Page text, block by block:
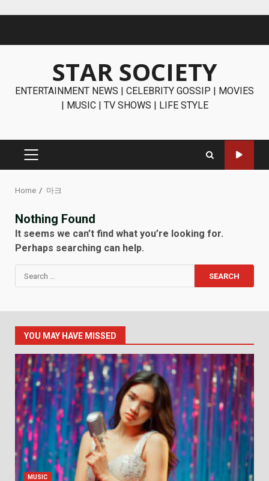
STAR SOCIETY
ENTERTAINMENT NEWS | CELEBRITY GOSSIP | MOVIES
| MUSIC | TV SHOWS | LIFE STYLE
PRIMARY
Home 마크
Nothing Found
It seems we can’t find what you’re looking for.
Perhaps searching can help.
Search
for:
YOU MAY HAVE MISSED
MUSIC